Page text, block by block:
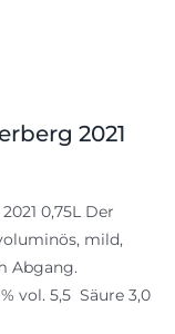
2021
2021 0,75L Der
mild,
Abgang.
vol. 5,5 Säure 3,0